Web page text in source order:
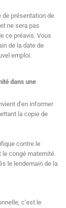
de présentation de
ne sera pas
ce préavis. Vous
de la date de
emploi.
dans une
d'en informer
la copie de
contre le
le congé maternité.
le lendemain de la
c’est le